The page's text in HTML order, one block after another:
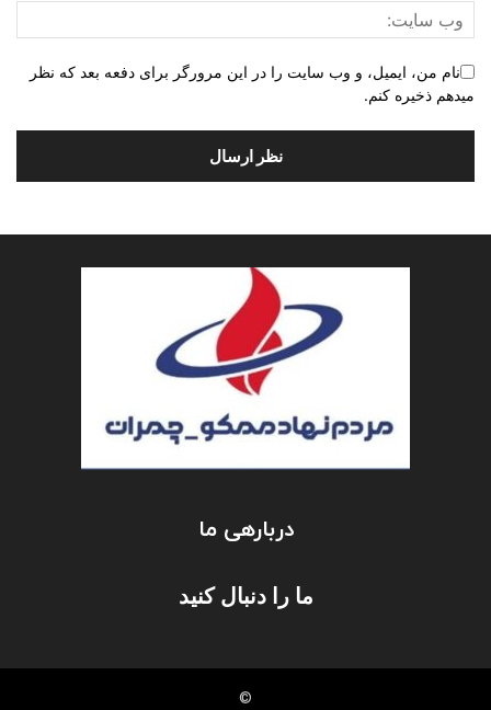
نام من، ایمیل، و وب سایت را در این مرورگر برای دفعه بعد که نظر
میدهم ذخیره کنم.
دربارهی ما
ما را دنبال کنید
©